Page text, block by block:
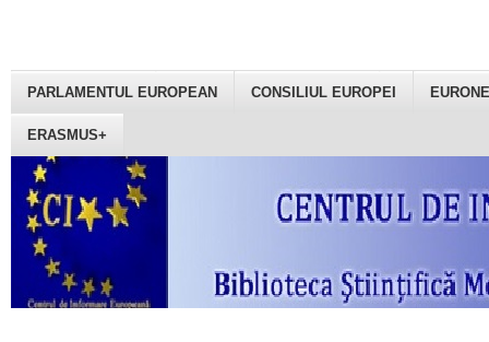
PARLAMENTUL EUROPEAN CONSILIUL EUROPEI
ERASMUS+